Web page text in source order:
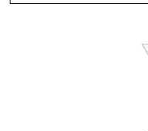
全6区画で、全て1
して使えそうなロ
事務所利用も可能
階を休憩スペース
バルコニーがつい